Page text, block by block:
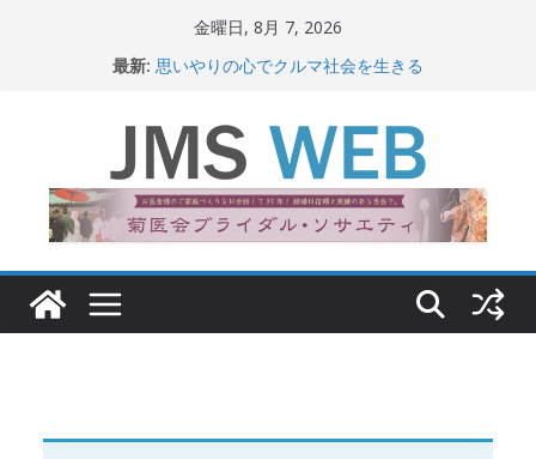
ッ
金曜日, 8月 7, 2026
最新: 思いやりの心でクルマ社会を生きる
関東大震災から100 年
新生ニッポン！